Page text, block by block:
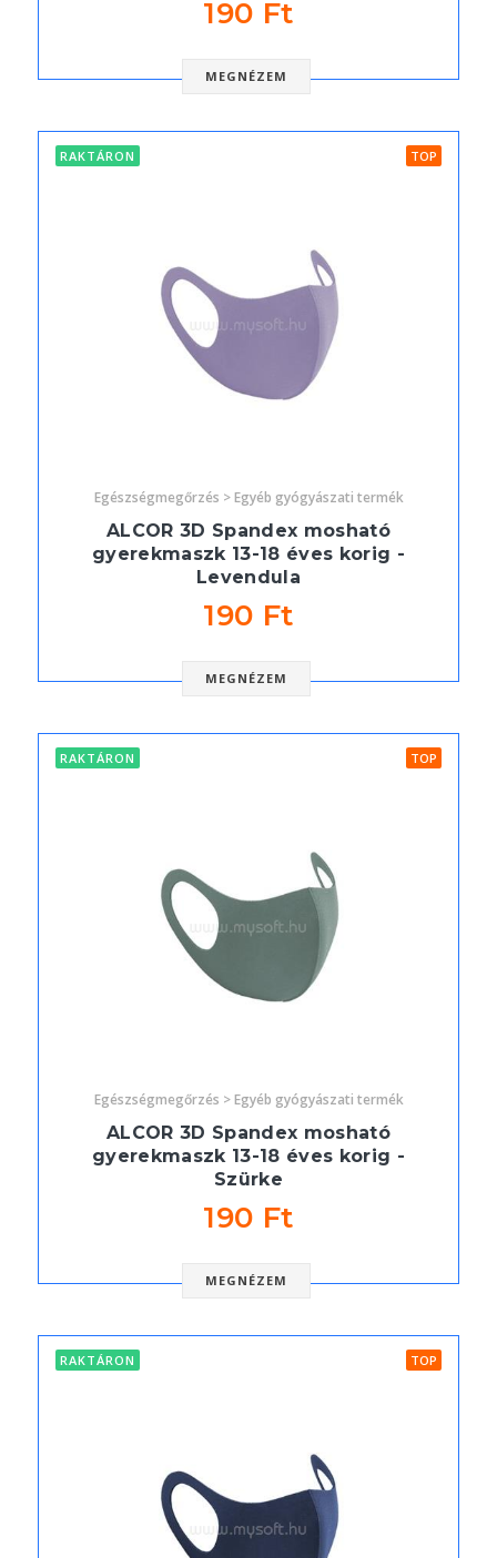
190 Ft
MEGNÉZEM
RAKTÁRON TOP
Egészségmegőrzés > Egyéb gyógyászati termék
ALCOR 3D Spandex mosható
gyerekmaszk 13-18 éves korig -
Levendula
190 Ft
MEGNÉZEM
RAKTÁRON TOP
Egészségmegőrzés > Egyéb gyógyászati termék
ALCOR 3D Spandex mosható
gyerekmaszk 13-18 éves korig -
Szürke
190 Ft
MEGNÉZEM
RAKTÁRON TOP